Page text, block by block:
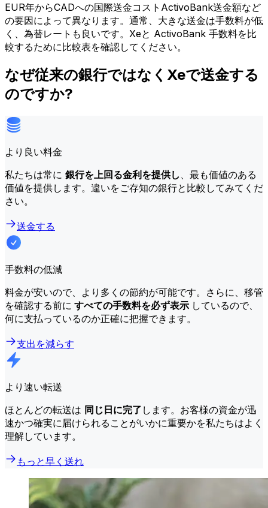
EUR年からCADへの国際送金コストActivoBank送金額など
の要因によって異なります。通常、大きな送金は手数料が低
く、為替レートも良いです。Xeと ActivoBank 手数料を比
較するために比較表を確認してください。
なぜ従来の銀行ではなくXeで送金する
のですか?
より良い料金
私たちは常に 銀行を上回る金利を提供し 、最も価値のある
価値を提供します。違いをご存知の銀行と比較してみてくだ
さい。
送金する
手数料の低減
料金が安いので、より多くの節約が可能です。さらに、移管
を確認する前に すべての手数料を必ず表示 しているので、
何に支払っているのか正確に把握できます。
支出を減らす
より速い転送
ほとんどの転送は 同じ日に完了 します。お客様の資金が迅
速かつ確実に届けられることがいかに重要かを私たちはよく
理解しています。
もっと早く送れ